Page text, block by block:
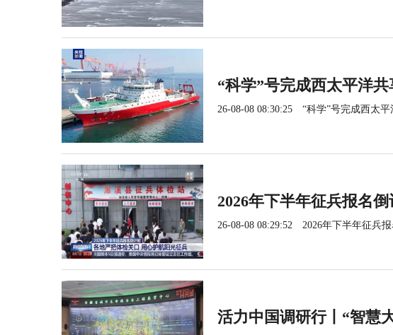
“科学”号完成西太平洋
26-08-08 08:30:25 “科学”号完成西太
2026年下半年征兵报名
26-08-08 08:29:52 2026年下半年征兵
活力中国调研行丨“智慧